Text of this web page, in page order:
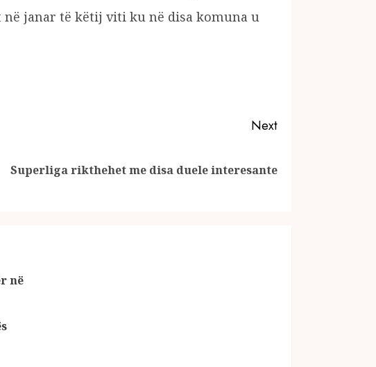
në janar të këtij viti ku në disa komuna u
Next
Superliga rikthehet me disa duele interesante
në